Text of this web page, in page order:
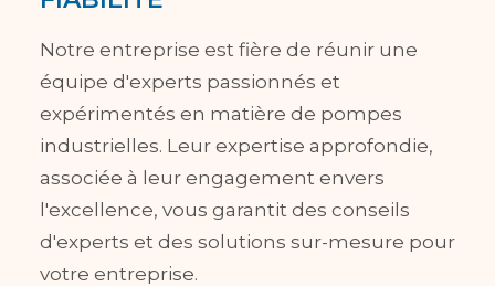
Notre entreprise est fière de réunir une
équipe d'experts passionnés et
expérimentés en matière de pompes
industrielles. Leur expertise approfondie,
associée à leur engagement envers
l'excellence, vous garantit des conseils
d'experts et des solutions sur-mesure pour
votre entreprise.